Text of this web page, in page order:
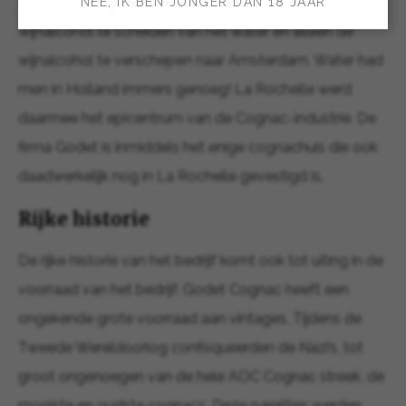
wijnalcohol te scheiden van het water en alleen de
wijnalcohol te verschepen naar Amsterdam. Water had
men in Holland immers genoeg! La Rochelle werd
daarmee het epicentrum van de Cognac-industrie. De
firma Godet is inmiddels het enige cognachuis die ook
daadwerkelijk nog in La Rochelle gevestigd is.
Rijke historie
De rijke historie van het bedrijf komt ook tot uiting in de
voorraad van het bedrijf. Godet Cognac heeft een
ongekende grote voorraad aan vintages. Tijdens de
Tweede Wereldoorlog confisqueerden de Nazi’s, tot
groot ongenoegen van de hele AOC Cognac streek, de